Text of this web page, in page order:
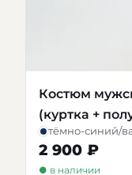
Костюм
(куртка +
тёмно-синий/
2 900 ₽
● в наличии